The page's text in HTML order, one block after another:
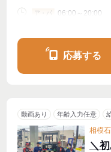
ア・パ 06:00～20:00
応募する
動画あり 年齢入力任意
相模
＼